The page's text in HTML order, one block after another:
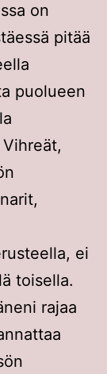
on
pitää
puolueen
ei
toisella.
rajaa